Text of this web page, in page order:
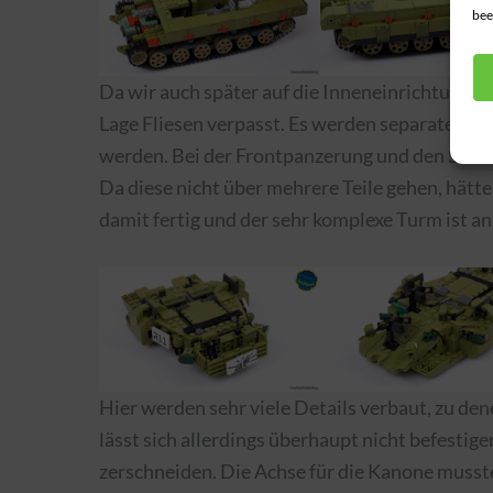
Da wir auch später auf die Inneneinrichtung
Lage Fliesen verpasst. Es werden separate
werden. Bei der Frontpanzerung und den
Da diese nicht über mehrere Teile gehen,
damit fertig und der sehr komplexe Turm ist
Hier werden sehr viele Details verbaut, zu
lässt sich allerdings überhaupt nicht
zerschneiden. Die Achse für die Kanone